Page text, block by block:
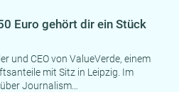
Euro gehört dir ein Stück
und CEO von ValueVerde, einem
mit Sitz in Leipzig. Im
Journalism…